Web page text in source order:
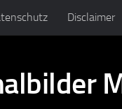
Disclaimer